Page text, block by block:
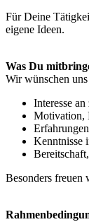
Für Deine
eigene Ideen.
Was Du
Wir wünschen
Interesse
Motivation,
Kenntnisse
Besonders freuen